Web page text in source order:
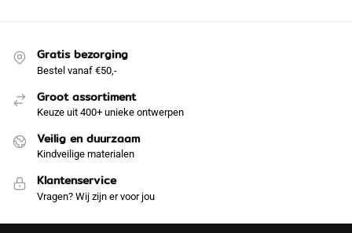
Gratis bezorging
Bestel vanaf €50,-
Groot assortiment
Keuze uit 400+ unieke ontwerpen
Veilig en duurzaam
Kindveilige materialen
Klantenservice
Vragen? Wij zijn er voor jou